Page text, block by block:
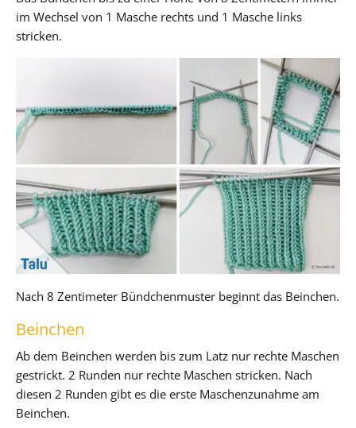
im Wechsel von 1 Masche rechts und 1 Masche links
stricken.
Nach 8 Zentimeter Bündchenmuster beginnt das Beinchen.
Beinchen
Ab dem Beinchen werden bis zum Latz nur rechte Maschen
gestrickt. 2 Runden nur rechte Maschen stricken. Nach
diesen 2 Runden gibt es die erste Maschenzunahme am
Beinchen.